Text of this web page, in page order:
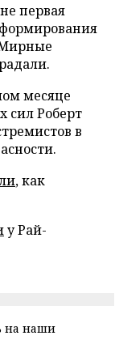
первая
месяце
сил Роберт
в
, как
у Рай-
на наши